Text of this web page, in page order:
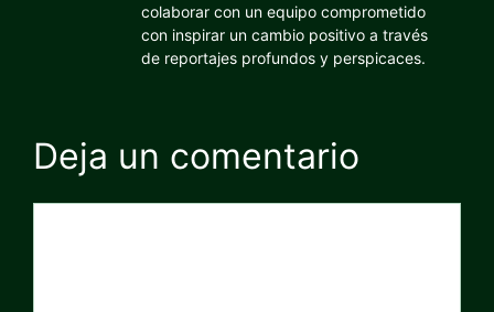
colaborar con un equipo comprometido
con inspirar un cambio positivo a través
de reportajes profundos y perspicaces.
Deja un comentario